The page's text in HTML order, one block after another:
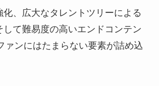
化、広大なタレントツリーによる
して難易度の高いエンドコンテン
ァンにはたまらない要素が詰め込